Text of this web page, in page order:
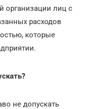
организации лиц с
расходов
которые
не допускать